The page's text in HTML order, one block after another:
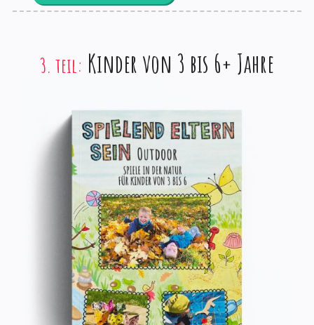
3. teil: Kinder von 3 bis 6+ Jahre